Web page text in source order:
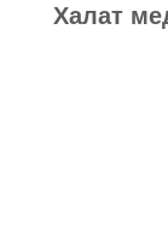
Халат